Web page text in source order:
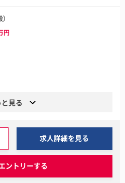
円
見る
求人詳細を見る
ントリーする